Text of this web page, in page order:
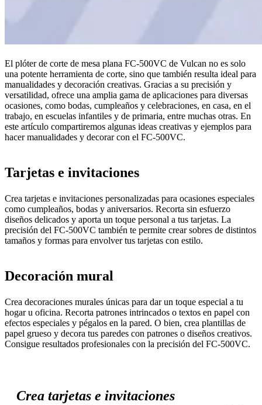
El plóter de corte de mesa plana FC-500VC de Vulcan no es solo
una potente herramienta de corte, sino que también resulta ideal para
manualidades y decoración creativas. Gracias a su precisión y
versatilidad, ofrece una amplia gama de aplicaciones para diversas
ocasiones, como bodas, cumpleaños y celebraciones, en casa, en el
trabajo, en escuelas infantiles y de primaria, entre muchas otras. En
este artículo compartiremos algunas ideas creativas y ejemplos para
hacer manualidades y decorar con el FC-500VC.
Tarjetas e invitaciones
Crea tarjetas e invitaciones personalizadas para ocasiones especiales
como cumpleaños, bodas y aniversarios. Recorta sin esfuerzo
diseños delicados y aporta un toque personal a tus tarjetas. La
precisión del FC-500VC también te permite crear sobres de distintos
tamaños y formas para envolver tus tarjetas con estilo.
Decoración mural
Crea decoraciones murales únicas para dar un toque especial a tu
hogar u oficina. Recorta patrones intrincados o textos en papel con
efectos especiales y pégalos en la pared. O bien, crea plantillas de
papel grueso y decora tus paredes con patrones o diseños creativos.
Consigue resultados profesionales con la precisión del FC-500VC.
Crea tarjetas e invitaciones